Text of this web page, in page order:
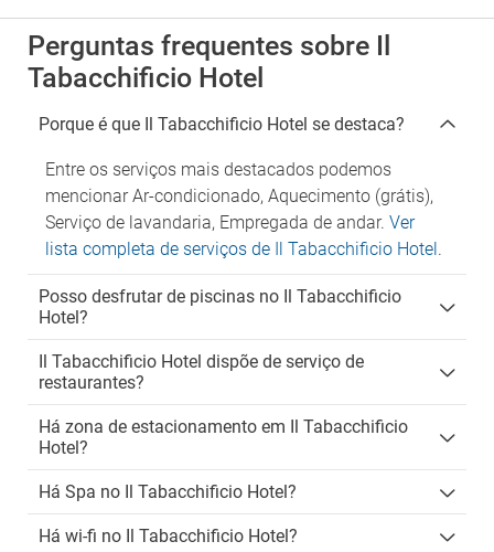
Perguntas frequentes sobre Il
Tabacchificio Hotel
Porque é que Il Tabacchificio Hotel se destaca?
Entre os serviços mais destacados podemos
mencionar Ar-condicionado, Aquecimento (grátis),
Serviço de lavandaria, Empregada de andar. Ver
lista completa de serviços de Il Tabacchificio Hotel.
Posso desfrutar de piscinas no Il Tabacchificio
Hotel?
Il Tabacchificio Hotel dispõe de serviço de
restaurantes?
Há zona de estacionamento em Il Tabacchificio
Hotel?
Há Spa no Il Tabacchificio Hotel?
Há wi-fi no Il Tabacchificio Hotel?